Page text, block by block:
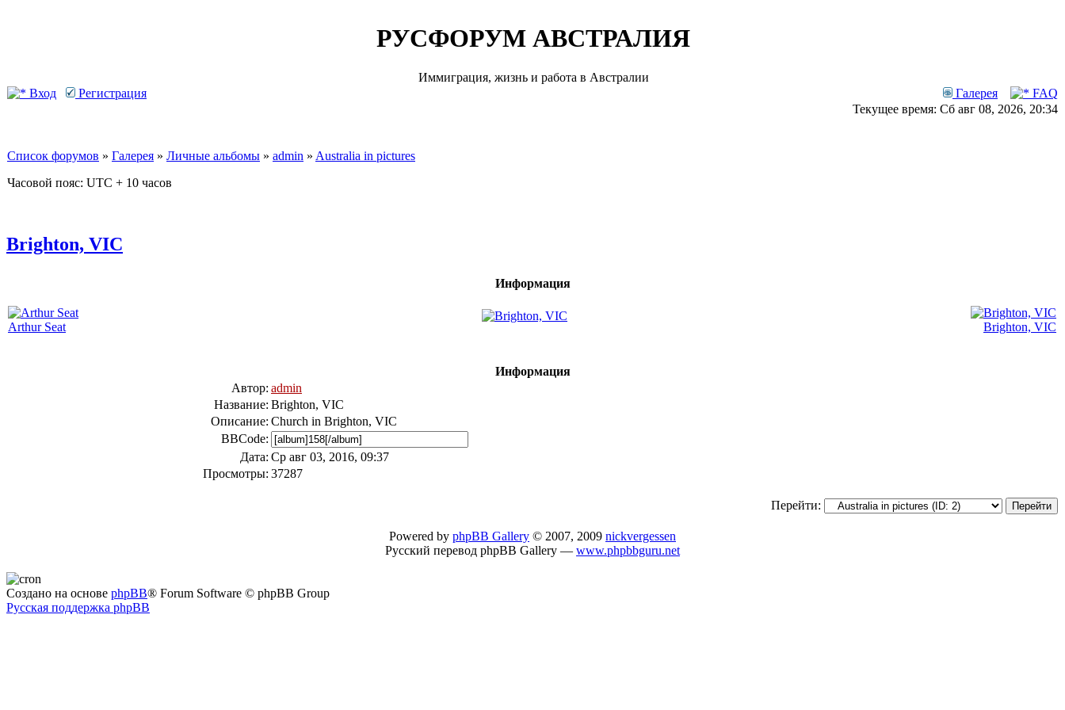
РУСФОРУМ АВСТРАЛИЯ
Иммиграция, жизнь и работа в Австралии
Вход
Регистрация Галерея
FAQ
Текущее время: Сб авг 08, 2026, 20:34
Список форумов » Галерея » Личные альбомы » admin » Australia in pictures
Часовой пояс: UTC + 10 часов
Brighton, VIC
Информация
Arthur Seat Brighton, VIC
Информация
Автор: admin
Название: Brighton, VIC
Описание: Church in Brighton, VIC
BBCode:
Дата: Ср авг 03, 2016, 09:37
Просмотры: 37287
Перейти:
Powered by phpBB Gallery © 2007, 2009 nickvergessen
Русский перевод phpBB Gallery — www.phpbbguru.net
Создано на основе phpBB® Forum Software © phpBB Group
Русская поддержка phpBB